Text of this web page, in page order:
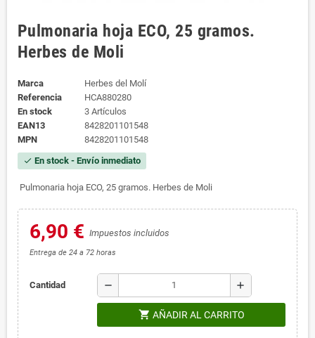
Pulmonaria hoja ECO, 25 gramos.
Herbes de Moli
Marca
Herbes del Molí
Referencia
HCA880280
En stock
3 Artículos
EAN13
8428201101548
MPN
8428201101548
check En stock - Envío inmediato
Pulmonaria hoja ECO, 25 gramos. Herbes de Moli
6,90 € Impuestos incluidos
Entrega de 24 a 72 horas
Cantidad remove add
shopping_cart AÑADIR AL CARRITO